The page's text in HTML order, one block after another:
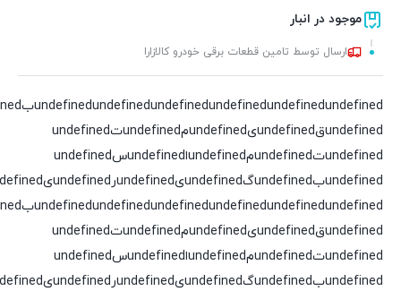
موجود در انبار
ارسال توسط تامین قطعات برقی خودرو کالازارا
undefinedundefinedundefinedundefinedundefined
undefinedقundefinedیundefinedمundefinedتundefined
undefinedتundefinedمundefinedاundefinedسundefined
undefinedبundefinedگundefinedیundefinedرundefinedیundefinedدundefined
undefinedundefinedundefinedundefinedundefined
undefinedقundefinedیundefinedمundefinedتundefined
undefinedتundefinedمundefinedاundefinedسundefined
undefinedبundefinedگundefinedیundefinedرundefinedیundefinedدundefined